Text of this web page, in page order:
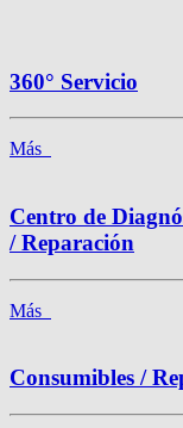
360° Servicio
Más
Centro de
/ Reparación
Más
Consumibles /